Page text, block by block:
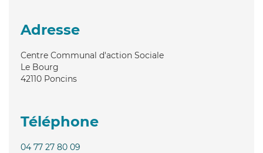
Adresse
Centre Communal d'action Sociale
Le Bourg
42110 Poncins
Téléphone
04 77 27 80 09